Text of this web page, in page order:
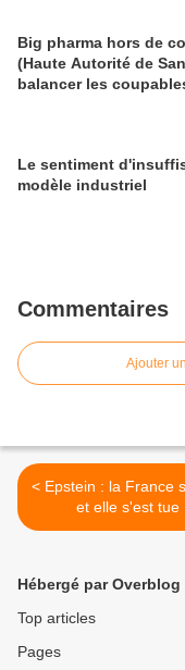
Big pharma hors de
(Haute Autorité de
balancer les
Le sentiment
modèle industriel
Commentaires
Ajouter
< Epstein : la France savait,
et elle s'est tue
Hébergé par Overblog
Top articles
Pages